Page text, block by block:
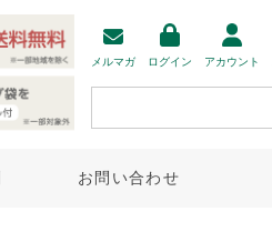
メルマガ ログイン アカウント
お問い合わせ